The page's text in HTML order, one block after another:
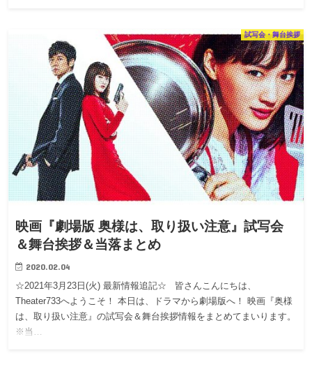
試写会・舞台挨拶
映画『劇場版 奥様は、取り扱い注意』試写会
＆舞台挨拶＆当落まとめ
2020.02.04
☆2021年3月23日(火) 最新情報追記☆ 皆さんこんにちは、
Theater733へようこそ！ 本日は、ドラマから劇場版へ！ 映画『奥様
は、取り扱い注意』の試写会＆舞台挨拶情報をまとめてまいります。
※当…